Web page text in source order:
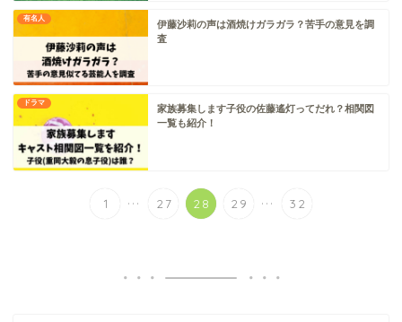
有名人
伊藤沙莉の声は酒焼けガラガラ？苦手の意見を調
査
ドラマ
家族募集します子役の佐藤遙灯ってだれ？相関図
一覧も紹介！
1 ... 27 28 29 ... 32